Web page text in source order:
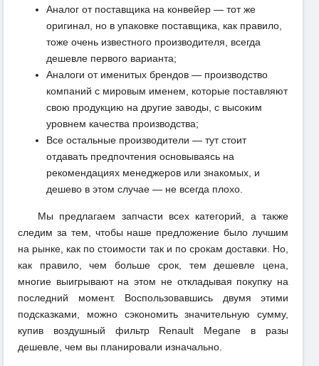
Аналог от поставщика на конвейер — тот же
оригинал, но в упаковке поставщика, как правило,
тоже очень известного производителя, всегда
дешевле первого варианта;
Аналоги от именитых брендов — производство
компаний с мировым именем, которые поставляют
свою продукцию на другие заводы, с высоким
уровнем качества производства;
Все остальные производители — тут стоит
отдавать предпочтения основываясь на
рекомендациях менеджеров или знакомых, и
дешево в этом случае — не всегда плохо.
Мы предлагаем запчасти всех категорий, а также
следим за тем, чтобы наше предложение было лучшим
на рынке, как по стоимости так и по срокам доставки. Но,
как правило, чем больше срок, тем дешевле цена,
многие выигрывают на этом не откладывая покупку на
последний момент. Воспользовавшись двумя этими
подсказками, можно сэкономить значительную сумму,
купив воздушный фильтр Renault Megane в разы
дешевле, чем вы планировали изначально.